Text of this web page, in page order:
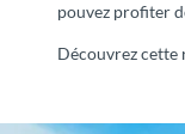
pouvez profiter
Découvrez cette